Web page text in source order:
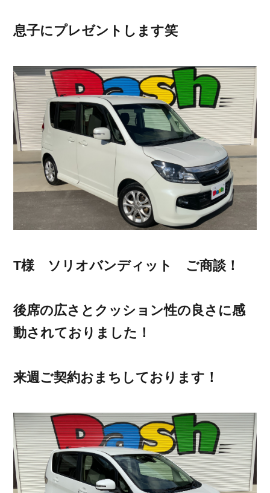
息子にプレゼントします笑
T様 ソリオバンディット ご商談！
後席の広さとクッション性の良さに感
動されておりました！
来週ご契約おまちしております！